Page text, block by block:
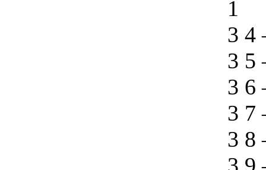
1
3 4
3 5
3 6
3 7
3 8